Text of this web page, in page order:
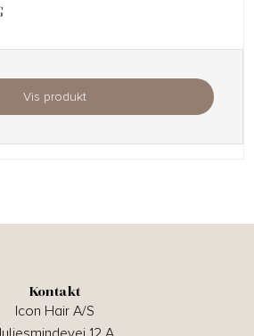
Vis produkt
Kontakt
Icon Hair A/S